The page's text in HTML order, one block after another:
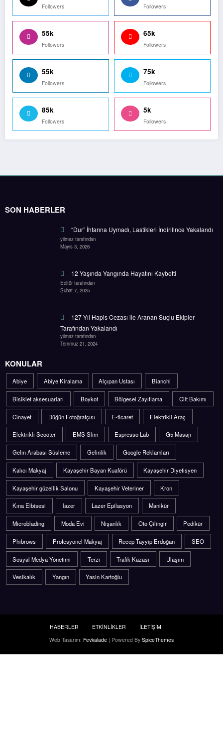
Followers Followers
55k
Followers
65k
Followers
55k
Followers
75k
Followers
85k
Followers
5k
Followers
SON HABERLER
“Dur” İhtarına Uymadı, Lastikleri İndirilince Yakalandı
yilmaz tarafından
Mayıs 3, 2026
12 Yaşında Yangında Hayatını Kaybetti
Editör tarafından
Şubat 7, 2025
127 Yıl Hapis Cezası ile Aranan Suçlu Ekipler
Tarafından Yakalandı
yilmaz tarafından
Temmuz 21, 2024
KONULAR
Abiye Abiye Kiralama Alçıpan Ustası Bianchi
Bisiklet aksesuarları Boykot Bölgesel Zayıflama Cilt Bakımı
Cinayet Düğün Fotoğrafçısı E-ticaret Elektrikli Araç
Elektrikli Scooter EMS Slim Espresso Lab G5 Masajı
Gelin Arabası Süsleme Gelinlik Google Reklamları
Kalıcı Makyaj Kayaşehir Bayan Kuaförü Kayaşehir Diyetisyen
Kayaşehir güzellik Salonu Kayaşehir Veteriner Kron
Kına Elbisesi lazer Lazer Epilasyon Manikür
Microblading Moda Evi Nişanlık Oto Çilingir Pedikür
Phibrows Profesyonel Makyaj Recep Tayyip Erdoğan SEO
Sosyal Medya Yönetimi Terzi Trafik Kazası Ulaşım
Vesikalık Yangın Yasin Kartoğlu
HABERLER ETKİNLİKLER
İLETİŞİM
Web Tasarım: Fevkalade | Powered By SpiceThemes